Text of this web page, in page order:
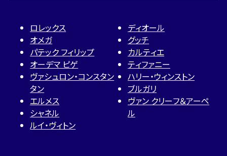
ロレックス
オメガ
パテック フィリップ
オーデマ ピゲ
ヴァシュロン・コンスタン
タン
エルメス
シャネル
ルイ・ヴィトン
ディオール
グッチ
カルティエ
ティファニー
ハリー・ウィンストン
ブルガリ
ヴァン クリーフ＆アーペ
ル